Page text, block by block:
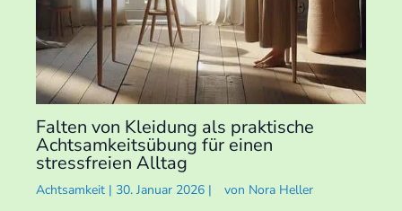
Falten von Kleidung als praktische
Achtsamkeitsübung für einen
stressfreien Alltag
Achtsamkeit | 30. Januar 2026 | von Nora Heller